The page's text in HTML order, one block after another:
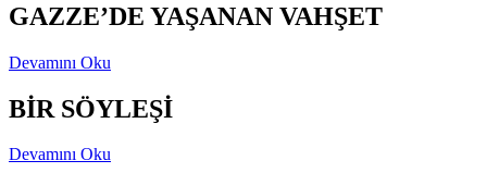
GAZZE’DE YAŞANAN VAHŞET
Devamını Oku
BİR SÖYLEŞİ
Devamını Oku